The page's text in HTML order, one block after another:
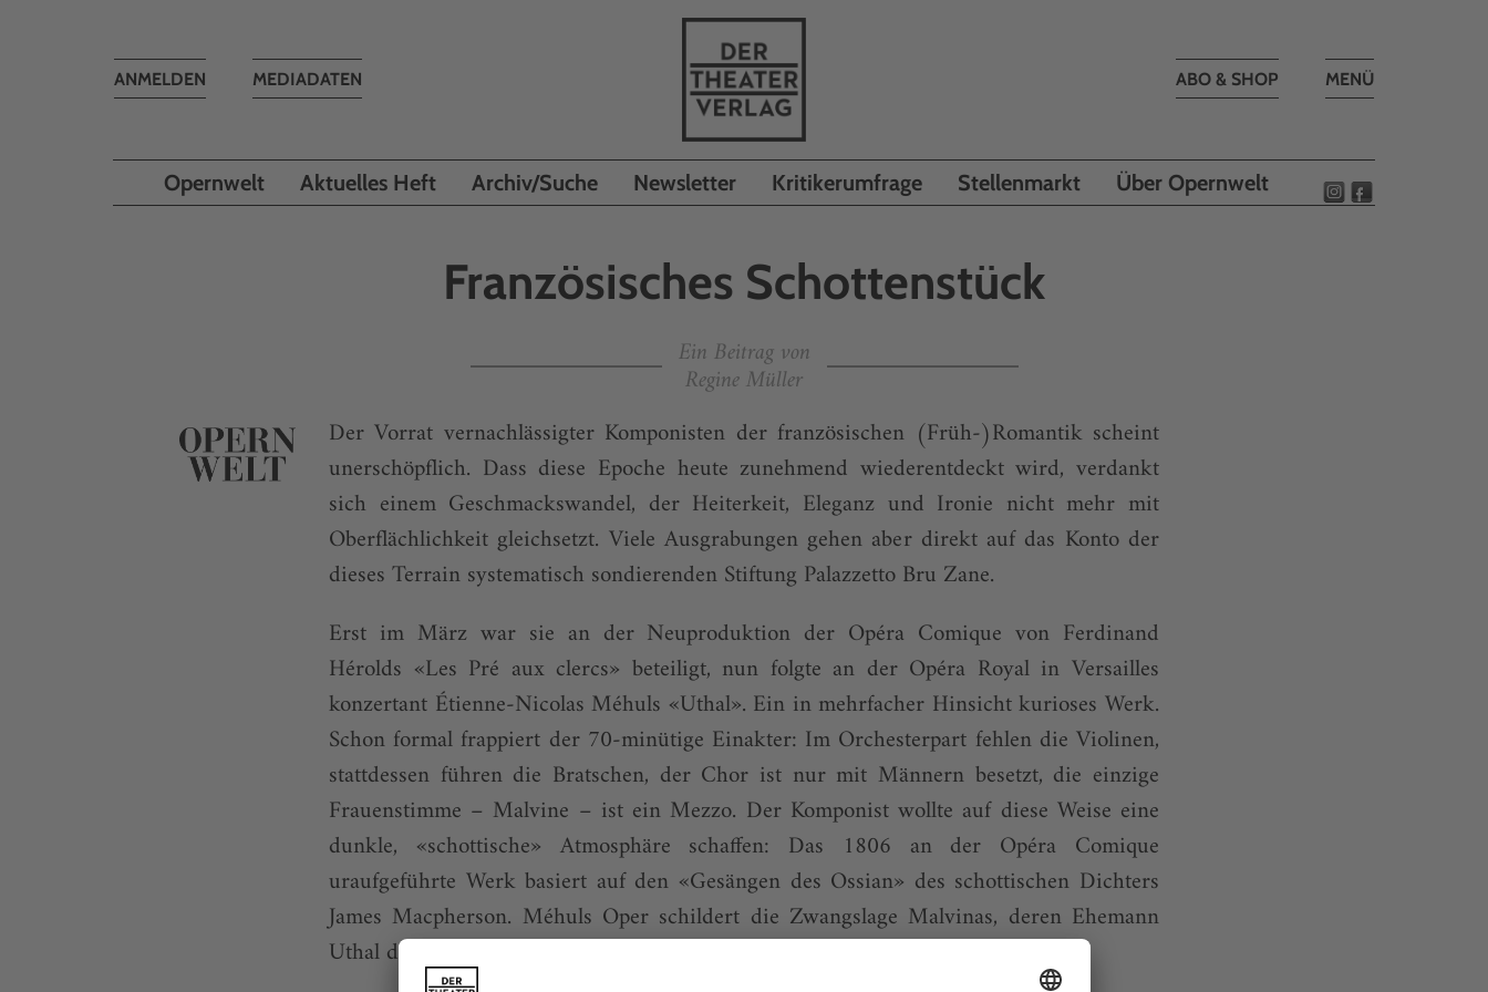
Toggle
MENÜ
ABO & SHOP
MEDIADATEN
Toggle
ANMELDEN
Opernwelt Aktuelles Heft Archiv/Suche Newsletter Kritikerumfrage Stellenmarkt Über Opernwelt
Französisches Schottenstück
Ein Beitrag von
Regine Müller
Der Vorrat vernachlässigter Komponisten der französischen (Früh-)Romantik scheint
unerschöpflich. Dass diese Epoche heute zunehmend wiederentdeckt wird, verdankt
sich einem Geschmackswandel, der Heiterkeit, Eleganz und Ironie nicht mehr mit
Oberflächlichkeit gleichsetzt. Viele Ausgrabungen gehen aber direkt auf das Konto der
dieses Terrain systematisch sondierenden Stiftung Palazzetto Bru Zane.
Erst im März war sie an der Neuproduktion der Opéra Comique von Ferdinand
Hérolds «Les Pré aux clercs» beteiligt, nun folgte an der Opéra Royal in Versailles
konzertant Étienne-Nicolas Méhuls «Uthal». Ein in mehrfacher Hinsicht kurioses Werk.
Schon formal frappiert der 70-minütige Einakter: Im Orchesterpart fehlen die Violinen,
stattdessen führen die Bratschen, der Chor ist nur mit Männern besetzt, die einzige
Frauenstimme – Malvine – ist ein Mezzo. Der Komponist wollte auf diese Weise eine
dunkle, «schottische» Atmosphäre schaffen: Das 1806 an der Opéra Comique
uraufgeführte Werk basiert auf den «Gesängen des Ossian» des schottischen Dichters
James Macpherson. Méhuls Oper schildert die Zwangslage Malvinas, deren Ehemann
Uthal das Land ihres Vaters Larmor besetzt hat. Sie versucht, den Krieg ...